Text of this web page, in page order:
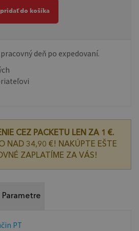
pridať do košíka
deň po expedovaní.
CEZ PACKETU LEN ZA 1 €.
NAD 34,90 €! NAKÚPTE EŠTE
ZAPLATÍME ZA VÁS!
Parametre
PT